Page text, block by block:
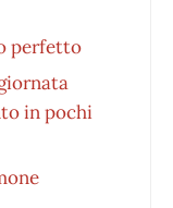
perfetto
in pochi